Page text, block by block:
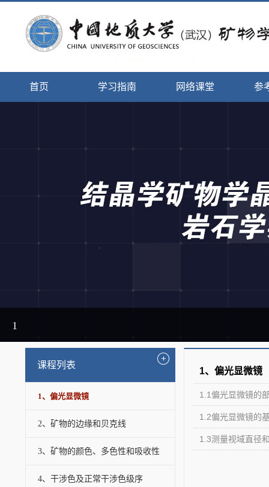
首页 学习指南 网络课堂 参
1
课程列表
1、偏光显微镜
2、矿物的边缘和贝克线
3、矿物的颜色、多色性和吸收性
4、干涉色及正常干涉色级序
1、偏光显微镜
1.1偏光显微镜的
1.2偏光显微镜的
1.3测量视域直径